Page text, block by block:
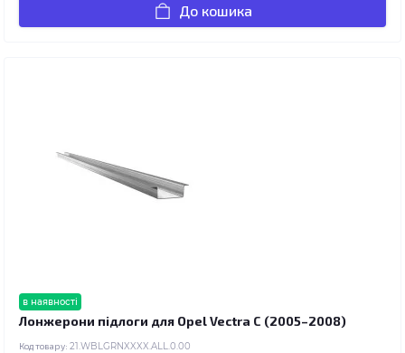
До кошика
в наявності
Лонжерони підлоги для Opel Vectra C (2005–2008)
Код товару: 21.WBLGRNXXXX.ALL.0.00